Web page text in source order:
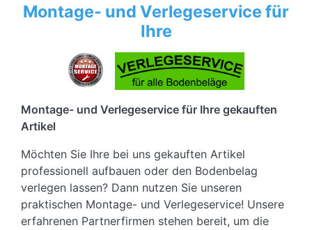
Montage- und Verlegeservice für
Ihre
Montage- und Verlegeservice für Ihre gekauften
Artikel
Möchten Sie Ihre bei uns gekauften Artikel
professionell aufbauen oder den Bodenbelag
verlegen lassen? Dann nutzen Sie unseren
praktischen Montage- und Verlegeservice! Unsere
erfahrenen Partnerfirmen stehen bereit, um die